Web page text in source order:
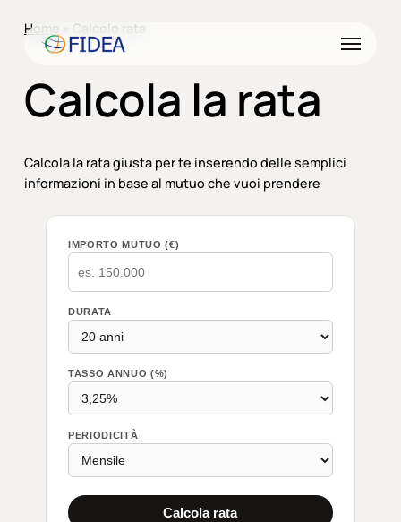
Menu
Home Calcolo rata
Calcola la rata
Calcola la rata giusta per te inserendo delle semplici
informazioni in base al mutuo che vuoi prendere
IMPORTO MUTUO (€)
DURATA
TASSO ANNUO (%)
PERIODICITÀ
Calcola rata